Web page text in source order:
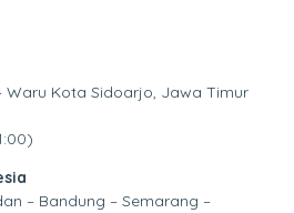
Waru Kota Sidoarjo, Jawa Timur
– Bandung – Semarang –